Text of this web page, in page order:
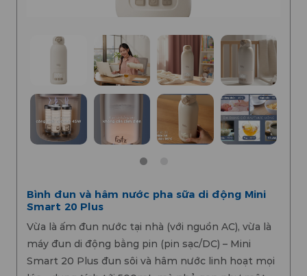
Bình đun và hâm nước pha sữa di động Mini
Smart 20 Plus
Vừa là ấm đun nước tại nhà (với nguồn AC), vừa là
máy đun di động bằng pin (pin sạc/DC) – Mini
Smart 20 Plus đun sôi và hâm nước linh hoạt mọi